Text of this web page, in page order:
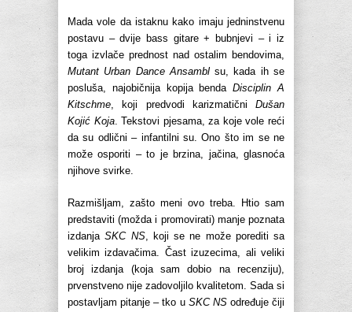
Mada vole da istaknu kako imaju jedninstvenu
postavu – dvije bass gitare + bubnjevi – i iz
toga izvlače prednost nad ostalim bendovima,
Mutant Urban Dance Ansamblsu, kada ih se
posluša, najobičnija kopija bendaDisciplin A
Kitschme, koji predvodi karizmatični Dušan
Kojić Koja. Tekstovi pjesama, za koje vole reći
da su odlični – infantilni su. Ono što im se ne
može osporiti – to je brzina, jačina, glasnoća
njihove svirke.
Razmišljam, zašto meni ovo treba. Htio sam
predstaviti (možda i promovirati) manje poznata
izdanjaSKC NS, koji se ne može porediti sa
velikim izdavačima. Čast izuzecima, ali veliki
broj izdanja (koja sam dobio na recenziju),
prvenstveno nije zadovoljilo kvalitetom. Sada si
postavljam pitanje – tko u SKC NSodređuje čiji